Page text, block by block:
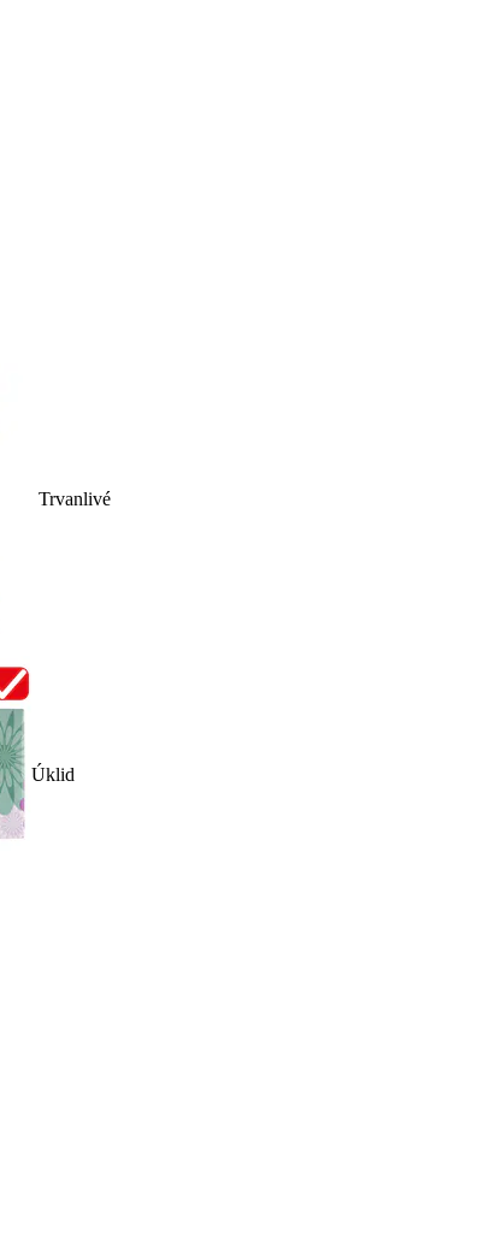
Trvanlivé
Úklid